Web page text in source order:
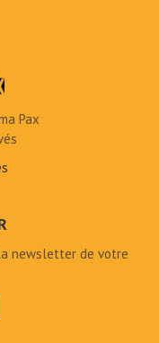
Pax
newsletter de votre